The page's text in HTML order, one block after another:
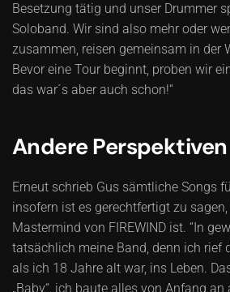
Besetzung tätig und unser Drummer
Soloband. Wir sind also mehr oder
zusammen, reisen gemeinsam in der
Bevor eine Tour beginnt, proben wir
das war´s aber auch schon!“
Andere Perspektiven
Erneut schrieb Gus sämtliche Songs
insofern ist es gerechtfertigt zu
Mastermind von FIREWIND ist. “In
tatsächlich meine Band, denn ich rief
als ich 18 Jahre alt war, ins Leben.
„Baby“, ich baute alles von Anfang